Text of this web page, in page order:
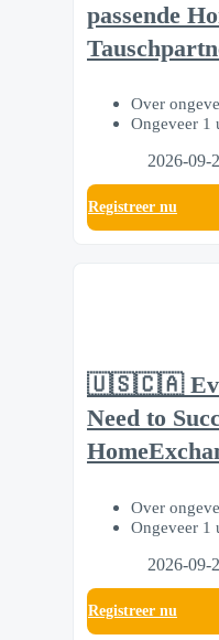
passende
Over
Ongeveer 1
2026-09-
Registreer nu
🇺🇸🇨🇦
Need to
Over
Ongeveer 1
2026-09-
Registreer nu